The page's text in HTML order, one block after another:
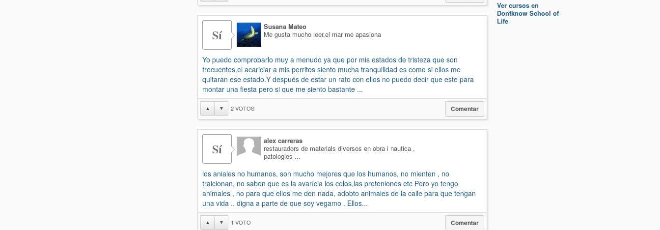
Sí
Susana Mateo
Me gusta mucho leer,el mar me apasiona
Yo puedo comprobarlo muy a menudo ya que por mis estados de tristeza que son
frecuentes,el acariciar a mis perritos siento mucha tranquilidad es como si ellos me
quitaran ese estado.Y después de estar un rato con ellos no puedo decir que este para
montar una fiesta pero si que me siento bastante ...
▲ ▼ 2VOTOS Comentar
Sí
alex carreras
restauradors de materials diversos en obra i nautica ,
patologies ...
los aniales no humanos, son mucho mejores que los humanos, no mienten , no
traicionan, no saben que es la avarícia los celos,las preteniones etc Pero yo tengo
animales , no para que ellos me den nada, adobto animales de la calle para que tengan
una vida .. digna a parte de que soy vegamo . Ellos...
▲ ▼ 1 VOTO Comentar
Ver cursos en
Dontknow School of
Life